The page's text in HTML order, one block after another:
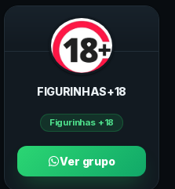
FIGURINHAS+18
Figurinhas +18
Ver grupo